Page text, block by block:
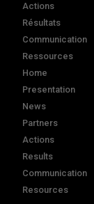
Actions
Résultats
Communication
Ressources
Home
Presentation
News
Partners
Actions
Results
Communication
Resources